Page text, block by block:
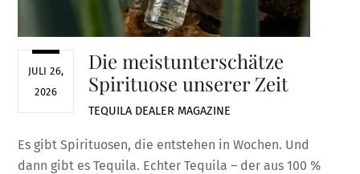
JULI 26,
2026
Die meistunterschätze
Spirituose unserer Zeit
TEQUILA DEALER MAGAZINE
Es gibt Spirituosen, die entstehen in Wochen. Und
dann gibt es Tequila. Echter Tequila – der aus 100 %